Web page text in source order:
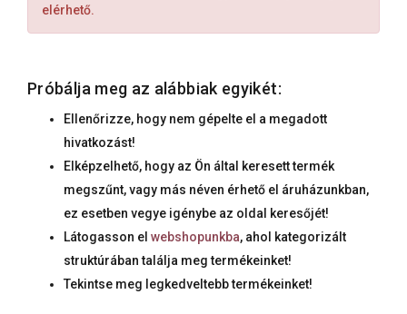
elérhető.
Próbálja meg az alábbiak egyikét:
Ellenőrizze, hogy nem gépelte el a megadott
hivatkozást!
Elképzelhető, hogy az Ön által keresett termék
megszűnt, vagy más néven érhető el áruházunkban,
ez esetben vegye igénybe az oldal keresőjét!
Látogasson el webshopunkba, ahol kategorizált
struktúrában találja meg termékeinket!
Tekintse meg legkedveltebb termékeinket!